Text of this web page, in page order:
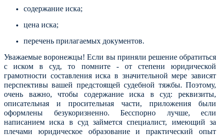
содержание иска;
цена иска;
перечень прилагаемых документов.
Уважаемые воронежцы! Если вы приняли решение обратиться
с иском в суд, то помните - от степени юридической
грамотности составления иска в значительной мере зависят
перспективы вашей предстоящей судебной тяжбы. Поэтому,
очень важно, чтобы содержание иска в суд: реквизиты,
описательная и просительная части, приложения были
оформлены безукоризненно. Бесспорно лучше, если
написанием иска в суд займется специалист, имеющий за
плечами юридическое образование и практический опыт